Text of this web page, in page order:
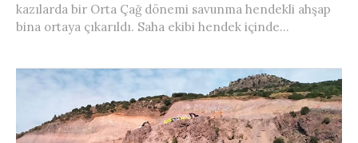
kazılarda bir Orta Çağ dönemi savunma hendekli ahşap
bina ortaya çıkarıldı. Saha ekibi hendek içinde...